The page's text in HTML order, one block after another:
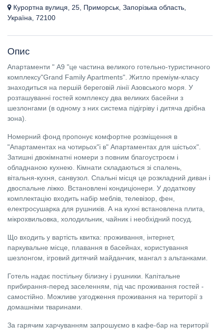
Курортна вулиця, 25, Приморськ, Запорізька область,
Україна, 72100
Опис
Апартаменти " А9 "це частина великого готельно-туристичного
комплексу"Grand Family Apartments". Житло преміум-класу
знаходиться на першій береговій лінії Азовського моря. У
розташуванні гостей комплексу два великих басейни з
шезлонгами (в одному з них система підігріву і дитяча дрібна
зона).
Номерний фонд пропонує комфортне розміщення в
"Апартаментах на чотирьох"і в" Апартаментах для шістьох".
Затишні двокімнатні номери з повним благоустроєм і
обладнаною кухнею. Кімнати складаються зі спалень,
вітальня-кухня, санвузол. Спальні місця це розкладний диван і
двоспальне ліжко. Встановлені кондиціонери. У додаткову
комплектацію входить набір меблів, телевізор, фен,
електросушарка для рушників. А на кухні встановлена плита,
мікрохвильовка, холодильник, чайник і необхідний посуд.
Що входить у вартість квитка: проживання, інтернет,
паркувальне місце, плавання в басейнах, користування
шезлонгом, ігровий дитячий майданчик, мангал з альтанками.
Готель надає постільну білизну і рушники. Капітальне
прибирання-перед заселенням, під час проживання гостей -
самостійно. Можливе узгодження проживання на території з
домашніми тваринами.
За гарячим харчуванням запрошуємо в кафе-бар на території